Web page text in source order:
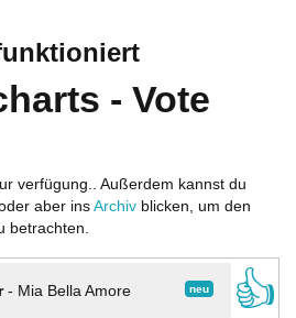
- Vote
verfügung.. Außerdem kannst du
aber ins Archiv blicken, um den
betrachten.
neu
- Mia Bella Amore
👍